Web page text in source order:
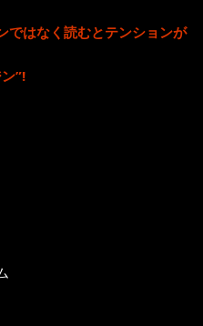
ではなく読むとテンションが
”!